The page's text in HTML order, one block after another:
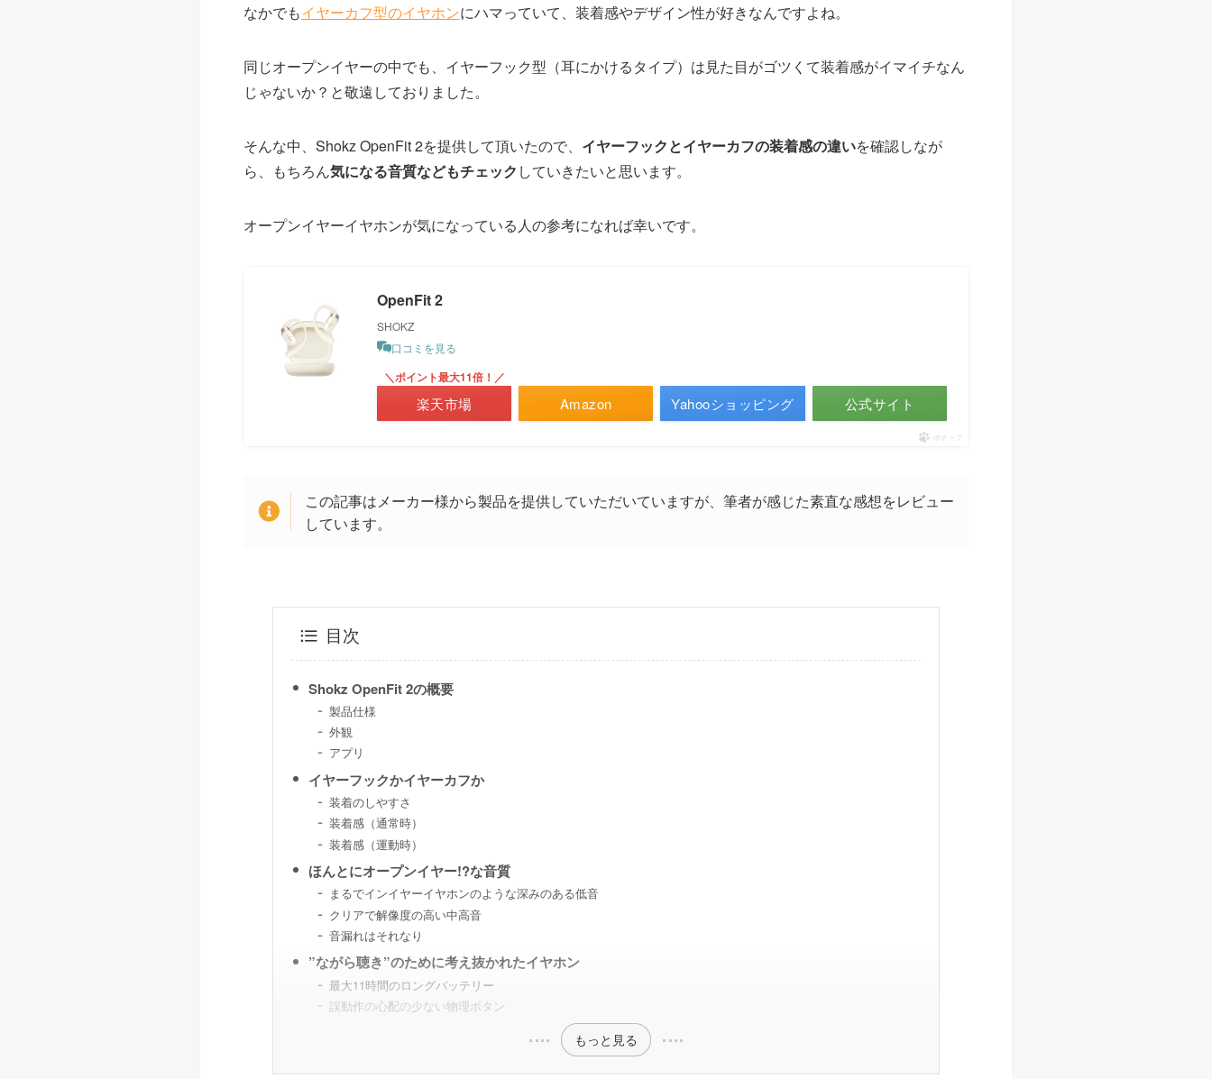
なかでもイヤーカフ型のイヤホンにハマっていて、装着感やデザイン性が好きなんですよね。
同じオープンイヤーの中でも、イヤーフック型（耳にかけるタイプ）は見た目がゴツくて装着感がイマイチなん
じゃないか？と敬遠しておりました。
そんな中、Shokz OpenFit 2を提供して頂いたので、 イヤーフックとイヤーカフの装着感の違いを確認しなが
ら、もちろん気になる音質などもチェック していきたいと思います。
オープンイヤーイヤホンが気になっている人の参考になれば幸いです。
OpenFit 2
SHOKZ
口コミを見る
Amazon
＼ポイント最大11倍！／
楽天市場 Yahooショッピング 公式サイト
ポチップ
この記事はメーカー様から製品を提供していただいていますが、筆者が感じた素直な感想をレビュー
しています。
目次
Shokz OpenFit 2の概要
製品仕様
外観
アプリ
イヤーフックかイヤーカフか
装着のしやすさ
装着感（通常時）
装着感（運動時）
ほんとにオープンイヤー!?な音質
まるでインイヤーイヤホンのような深みのある低音
クリアで解像度の高い中高音
音漏れはそれなり
”ながら聴き”のために考え抜かれたイヤホン
最大11時間のロングバッテリー
誤動作の心配の少ない物理ボタン
もっと見る